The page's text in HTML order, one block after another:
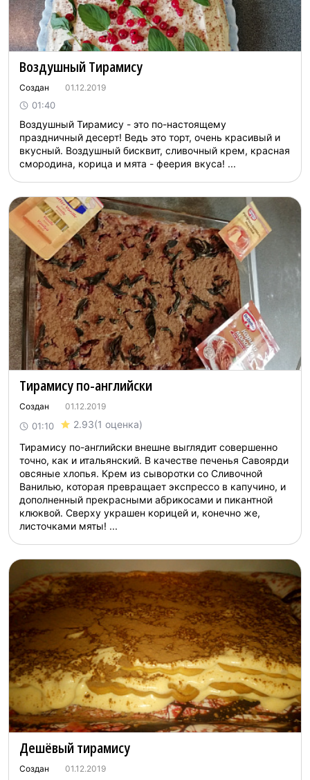
Воздушный Тирамису
Создан 01.12.2019
01:40
Воздушный Тирамису - это по-настоящему
праздничный десерт! Ведь это торт, очень красивый и
вкусный. Воздушный бисквит, сливочный крем, красная
смородина, корица и мята - феерия вкуса! ...
Тирамису по-английски
Создан 01.12.2019
01:10 2.93(1 оценка)
Тирамису по-английски внешне выглядит совершенно
точно, как и итальянский. В качестве печенья Савоярди
овсяные хлопья. Крем из сыворотки со Сливочной
Ванилью, которая превращает экспрессо в капучино, и
дополненный прекрасными абрикосами и пикантной
клюквой. Сверху украшен корицей и, конечно же,
листочками мяты! ...
Дешёвый тирамису
Создан 01.12.2019